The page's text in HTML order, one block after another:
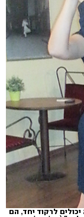
לרקוד יחד, הם